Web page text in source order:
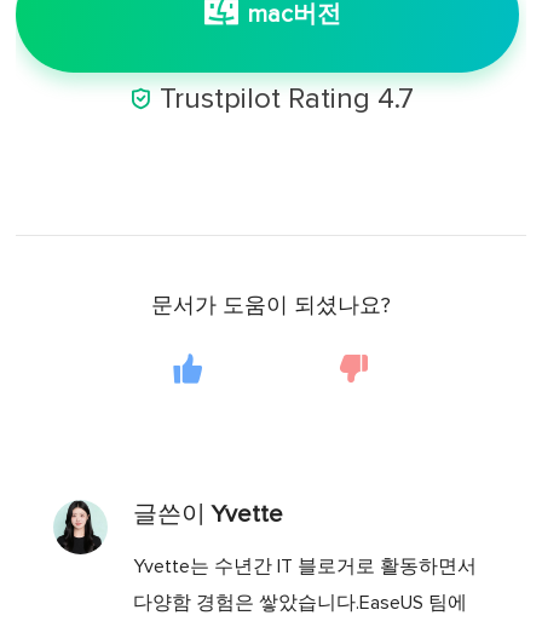
mac버전
 Trustpilot Rating 4.7
문서가 도움이 되셨나요?
글쓴이Yvette
Yvette는 수년간 IT 블로거로 활동하면서
다양함 경험은 쌓았습니다.EaseUS 팀에